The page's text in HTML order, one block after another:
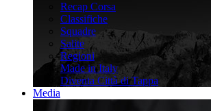
Recap Corsa
Classifiche
Squadre
Salite
Regioni
Made in Italy
Diventa Città di Tappa
Media